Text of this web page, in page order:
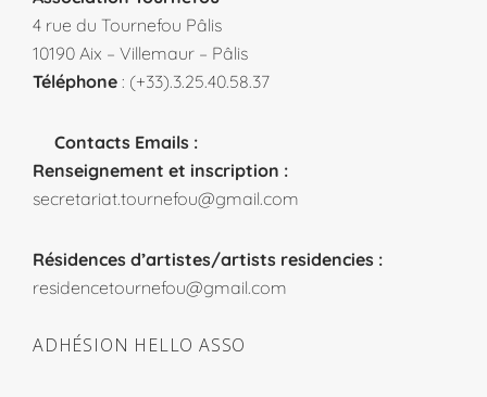
4 rue du Tournefou Pâlis
10190 Aix – Villemaur – Pâlis
Téléphone : (+33).3.25.40.58.37
Contacts Emails :
Renseignement et inscription :
secretariat.tournefou@gmail.com
Résidences d’artistes/artists residencies :
residencetournefou@gmail.com
ADHÉSION HELLO ASSO